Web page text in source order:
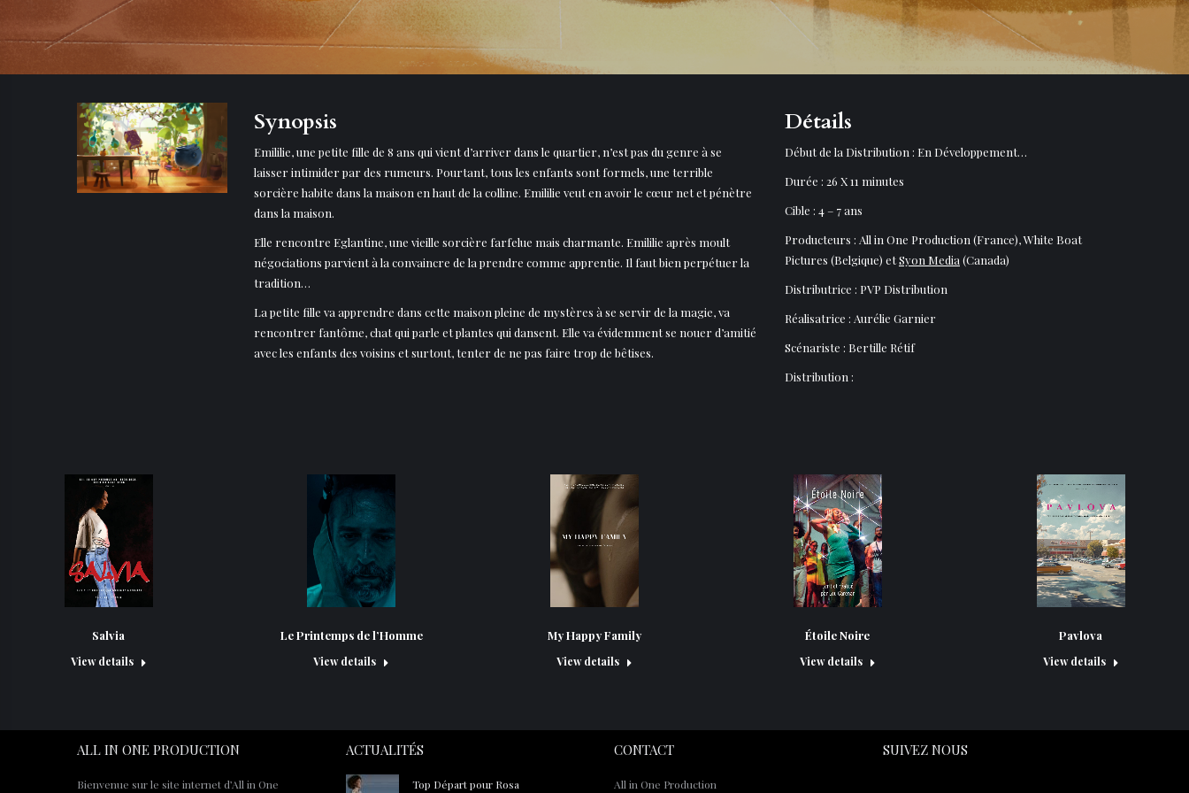
Synopsis
Emililie, une petite fille de 8 ans qui vient d’arriver dans le quartier, n’est pas du genre à se
laisser intimider par des rumeurs. Pourtant, tous les enfants sont formels, une terrible
sorcière habite dans la maison en haut de la colline. Emililie veut en avoir le cœur net et pénètre
dans la maison.
Elle rencontre Eglantine, une vieille sorcière farfelue mais charmante. Emililie après moult
négociations parvient à la convaincre de la prendre comme apprentie. Il faut bien perpétuer la
tradition…
La petite fille va apprendre dans cette maison pleine de mystères à se servir de la magie, va
rencontrer fantôme, chat qui parle et plantes qui dansent. Elle va évidemment se nouer d’amitié
avec les enfants des voisins et surtout, tenter de ne pas faire trop de bêtises.
Détails
Début de la Distribution : En Développement…
Durée : 26 X 11 minutes
Cible : 4 – 7 ans
Producteurs : All in One Production (France), White Boat
Pictures (Belgique) etSyon Media (Canada)
Distributrice : PVP Distribution
Réalisatrice : Aurélie Garnier
Scénariste : Bertille Rétif
Distribution :
Salvia
View details
Le Printemps de l’Homme
View details
My Happy Family
View details
Étoile Noire
View details
Pavlova
View details
ALL IN ONE PRODUCTION
Bienvenue sur le site internet d’All in One
ACTUALITÉS
Top Départ pour Rosa
CONTACT
All in One Production
SUIVEZ NOUS